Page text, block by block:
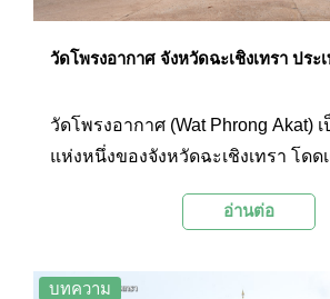
วัดโพรงอากาศ จังหวัดฉะเชิงเทรา ประ
วัดโพรงอากาศ (Wat Phrong Akat)
แห่งหนึ่งของจังหวัดฉะเชิงเทรา โดด
อยู่ตรงกลาง ซึ่งนอกจากนักท่องเที่ยว
ทองคำทรงเจดีย์สามองค์และสักการ
อ่านต่อ
บทความ